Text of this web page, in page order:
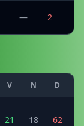
— 2
V N D
21 18 62